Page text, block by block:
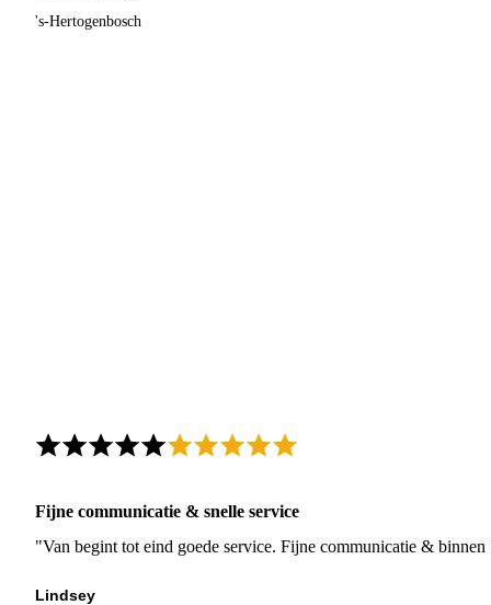
's-Hertogenbosch
Fijne communicatie & snelle service
"Van begint tot eind goede service. Fijne communicatie &
Lindsey